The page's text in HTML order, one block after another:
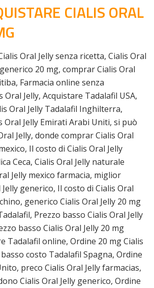
CIALIS ORAL
Oral Jelly senza ricetta, Cialis Oral
20 mg, comprar Cialis Oral
Farmacia online senza
Oral Jelly, Acquistare Tadalafil USA,
Oral Jelly Tadalafil Inghilterra,
Oral Jelly Emirati Arabi Uniti, si può
Jelly, donde comprar Cialis Oral
Il costo di Cialis Oral Jelly
Ceca, Cialis Oral Jelly naturale
Jelly mexico farmacia, miglior
generico, Il costo di Cialis Oral
generico Cialis Oral Jelly 20 mg
Prezzo basso Cialis Oral Jelly
basso Cialis Oral Jelly 20 mg
Tadalafil online, Ordine 20 mg Cialis
costo Tadalafil Spagna, Ordine
preco Cialis Oral Jelly farmacias,
Cialis Oral Jelly generico, Ordine